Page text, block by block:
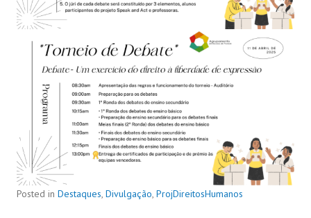
Posted in Destaques, Divulgação, ProjDireitosHumanos